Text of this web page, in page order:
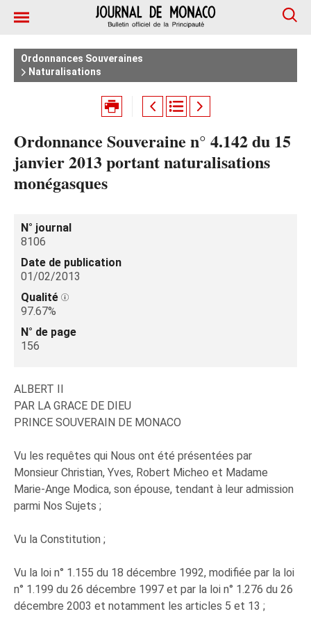
Ordonnances Souveraines
Naturalisations
Ordonnance Souveraine n° 4.142 du 15
janvier 2013 portant naturalisations
monégasques
N° journal
8106
Date de publication
01/02/2013
Qualité
97.67%
N° de page
156
ALBERT II
PAR LA GRACE DE DIEU
PRINCE SOUVERAIN DE MONACO
Vu les requêtes qui Nous ont été présentées par
Monsieur Christian, Yves, Robert Micheo et Madame
Marie-Ange Modica, son épouse, tendant à leur admission
parmi Nos Sujets ;
Vu la Constitution ;
Vu la loi n° 1.155 du 18 décembre 1992, modifiée par la loi
n° 1.199 du 26 décembre 1997 et par la loi n° 1.276 du 26
décembre 2003 et notamment les articles 5 et 13 ;